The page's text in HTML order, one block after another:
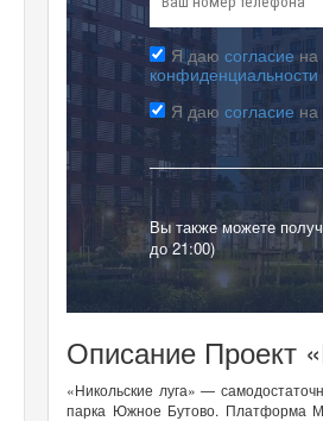
Я даю согласие на
конфиденциальности
Я даю согласие
Вы также можете
до 21:00)
Описание Проект
«Никольские луга» —
парка Южное Бутово. Платформа